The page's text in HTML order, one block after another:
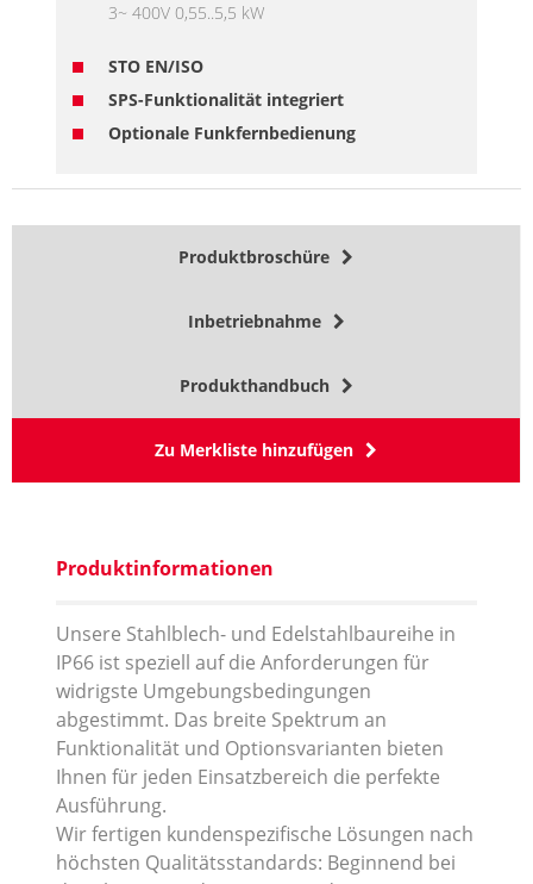
3~ 400V 0,55..5,5 kW
STO EN/ISO
SPS-Funktionalität integriert
Optionale Funkfernbedienung
Produktbroschüre
Inbetriebnahme
Produkthandbuch
Zu Merkliste hinzufügen
Produktinformationen
Unsere Stahlblech- und Edelstahlbaureihe in
IP66 ist speziell auf die Anforderungen für
widrigste Umgebungsbedingungen
abgestimmt. Das breite Spektrum an
Funktionalität und Optionsvarianten bieten
Ihnen für jeden Einsatzbereich die perfekte
Ausführung.
Wir fertigen kundenspezifische Lösungen nach
höchsten Qualitätsstandards: Beginnend bei